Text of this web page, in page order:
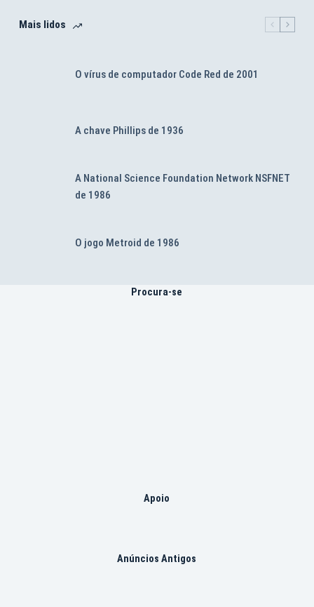
Mais lidos
O vírus de computador Code Red de 2001
A chave Phillips de 1936
A National Science Foundation Network NSFNET
de 1986
O jogo Metroid de 1986
Procura-se
Apoio
Anúncios Antigos